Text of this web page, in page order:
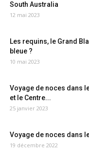
South Australia
12 mai 2023
Les requins, le Grand
bleue ?
10 mai 2023
Voyage de noces dans
et le Centre...
25 janvier 2023
Voyage de noces dans
19 décembre 2022